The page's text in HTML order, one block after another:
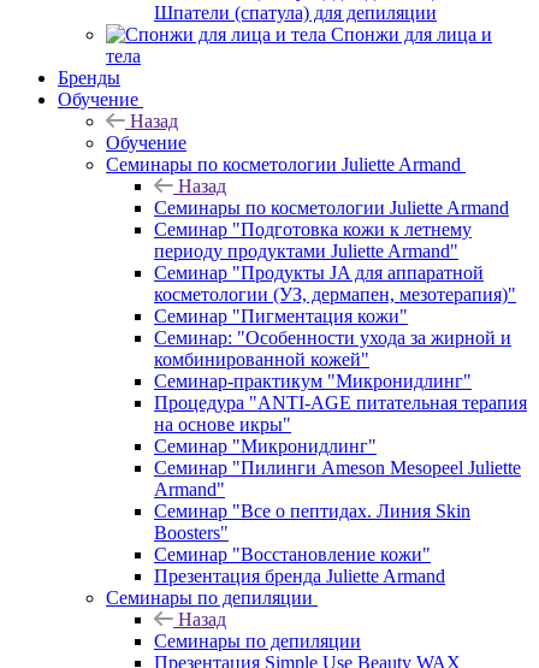
Шпатели (спатула) для депиляции
Спонжи для лица и
тела
Бренды
Обучение
Назад
Обучение
Семинары по косметологии Juliette Armand
Назад
Семинары по косметологии Juliette Armand
Семинар "Подготовка кожи к летнему
периоду продуктами Juliette Armand"
Семинар "Продукты JA для аппаратной
косметологии (УЗ, дермапен, мезотерапия)"
Семинар "Пигментация кожи"
Семинар: "Особенности ухода за жирной и
комбинированной кожей"
Семинар-практикум "Микронидлинг"
Процедура "ANTI-AGE питательная терапия
на основе икры"
Семинар "Микронидлинг"
Семинар "Пилинги Ameson Mesopeel Juliette
Armand"
Семинар "Все о пептидах. Линия Skin
Boosters"
Семинар "Восстановление кожи"
Презентация бренда Juliette Armand
Семинары по депиляции
Назад
Семинары по депиляции
Презентация Simple Use Beauty WAX